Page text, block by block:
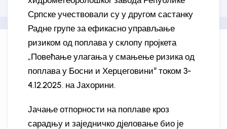
Српске учествовали су у другом састанку
Радне групе за ефикасно управљање
ризиком од поплава у склопу пројкета
„Повећање улагања у смањење ризика од
поплава у Босни и Херцеговини“ током 3-
4.12.2025. на Јахорини.
Јачање отпорности на поплаве кроз
сарадњу и заједничко дјеловање био је